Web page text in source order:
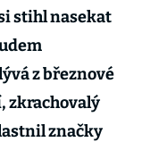
stihl nasekat
z březnové
zkrachovalý
značky